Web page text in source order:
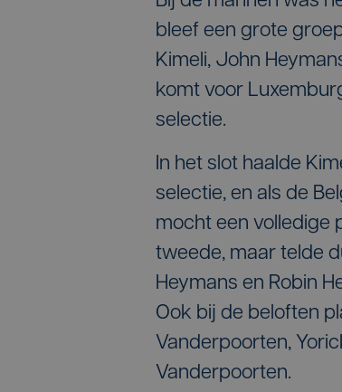
bleef een grote
Kimeli, John
komt voor
selectie.
In het slot haalde
selectie, en als de
mocht een volledige
tweede, maar telde
Heymans en Robin
Ook bij de beloften
Vanderpoorten,
Vanderpoorten.